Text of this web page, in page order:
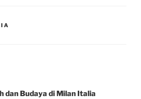
dan Budaya di Milan Italia